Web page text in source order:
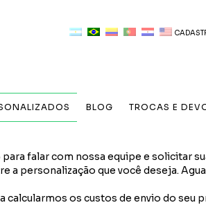
BLOG TROCAS E
falar com nossa equipe e solicitar
a personalização que você deseja.
os custos de envio do seu